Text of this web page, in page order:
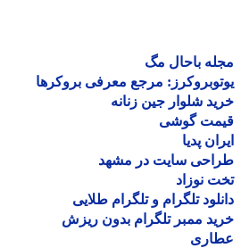
باحال مگ
مرجع معرفی بروکرها
شلوار جین زنانه
گوشی
پدیا
سایت در مشهد
نوزاد
تلگرام و تلگرام طلایی
ممبر تلگرام بدون ریزش